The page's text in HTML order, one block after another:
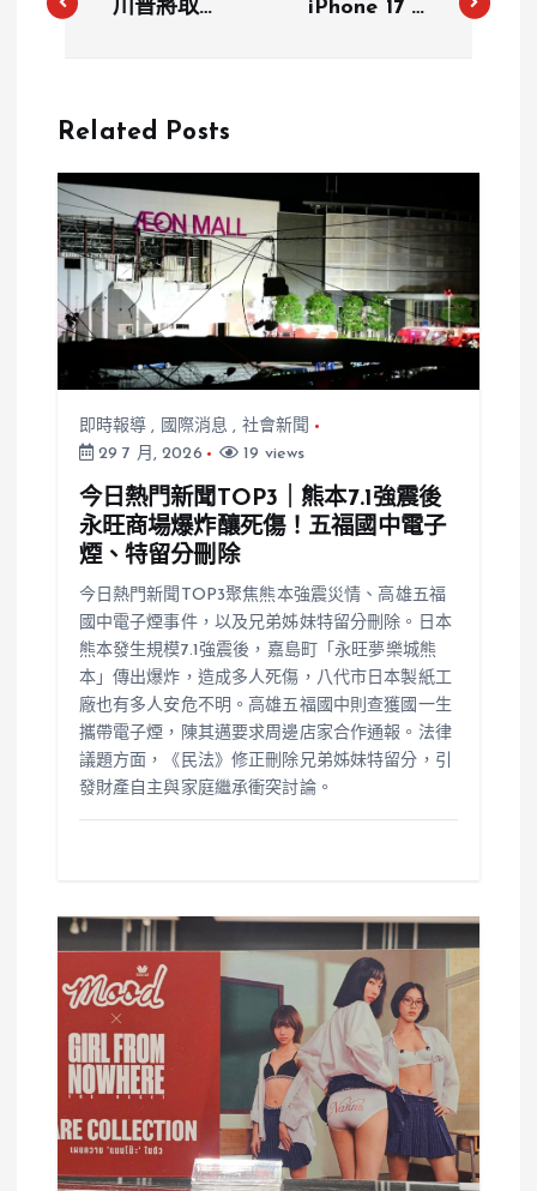
川普將取消
部：推新規守
權
iPhone 17 剛
Related Posts
即時報導 , 國際消息 , 社會新聞
29 7 月, 2026
19 views
今日熱門新聞TOP3｜熊本7.1強震後
永旺商場爆炸釀死傷！五福國中電子
煙、特留分刪除
今日熱門新聞TOP3聚焦熊本強震災情、高雄五福
國中電子煙事件，以及兄弟姊妹特留分刪除。日本
熊本發生規模7.1強震後，嘉島町「永旺夢樂城熊
本」傳出爆炸，造成多人死傷，八代市日本製紙工
廠也有多人安危不明。高雄五福國中則查獲國一生
攜帶電子煙，陳其邁要求周邊店家合作通報。法律
議題方面，《民法》修正刪除兄弟姊妹特留分，引
發財產自主與家庭繼承衝突討論。